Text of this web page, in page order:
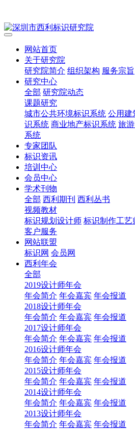
网站首页
关于研究院
研究院简介 组织架构 服务宗旨
研究中心
全部 研究院动态
课题研究
城市公共环境标识系统 公用建
识系统 商业地产标识系统 旅
系统
专家团队
标识资讯
培训中心
会员中心
学术刊物
全部 西利期刊 西利丛书
视频教材
标识规划设计师 标识制作工艺
客户服务
网站联盟
标识网 会员网
西利年会
全部
2019设计师年会
年会简介 年会嘉宾 年会报道
2018设计师年会
年会简介 年会嘉宾 年会报道
2017设计师年会
年会简介 年会嘉宾 年会报道
2016设计师年会
年会简介 年会嘉宾 年会报道
2015设计师年会
年会简介 年会嘉宾 年会报道
2014设计师年会
年会简介 年会嘉宾 年会报道
2013设计师年会
年会简介 年会嘉宾 年会报道